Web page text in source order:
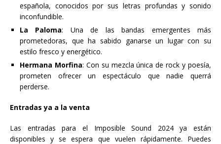
española, conocidos por sus letras profundas y sonido
inconfundible.
La Paloma: Una de las bandas emergentes más
prometedoras, que ha sabido ganarse un lugar con su
estilo fresco y energético.
Hermana Morfina: Con su mezcla única de rock y poesía,
prometen ofrecer un espectáculo que nadie querrá
perderse.
Entradas ya a la venta
Las entradas para el Imposible Sound 2024 ya están
disponibles y se espera que vuelen rápidamente. Puedes